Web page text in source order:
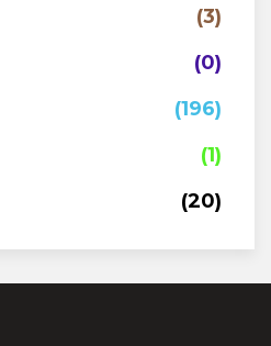
(3)
(0)
(196)
(1)
(20)